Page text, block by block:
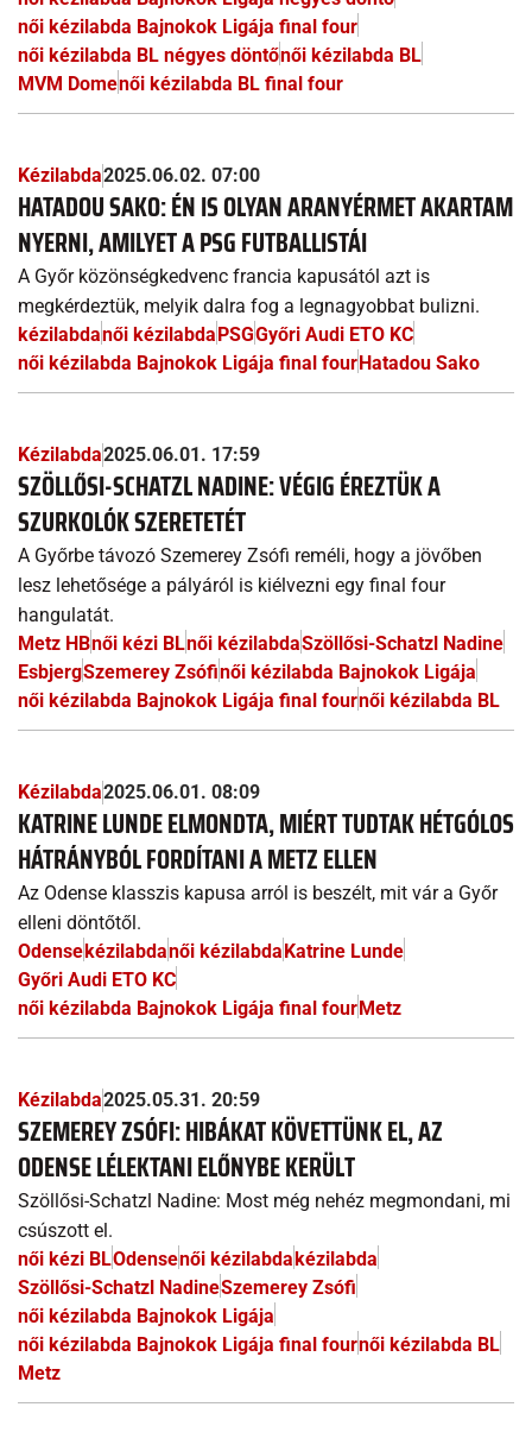
női kézilabda Bajnokok Ligája final four
női kézilabda BL négyes döntőnői kézilabda BL
MVM Domenői kézilabda BL final four
Kézilabda2025.06.02. 07:00
HATADOU SAKO: ÉN IS OLYAN ARANYÉRMET AKARTAM
NYERNI, AMILYET A PSG FUTBALLISTÁI
A Győr közönségkedvenc francia kapusától azt is
megkérdeztük, melyik dalra fog a legnagyobbat bulizni.
kézilabdanői kézilabdaPSGGyőri Audi ETO KC
női kézilabda Bajnokok Ligája final fourHatadou Sako
Kézilabda2025.06.01. 17:59
SZÖLLŐSI-SCHATZL NADINE: VÉGIG ÉREZTÜK A
SZURKOLÓK SZERETETÉT
A Győrbe távozó Szemerey Zsófi reméli, hogy a jövőben
lesz lehetősége a pályáról is kiélvezni egy final four
hangulatát.
Metz HBnői kézi BLnői kézilabdaSzöllősi-Schatzl Nadine
EsbjergSzemerey Zsófinői kézilabda Bajnokok Ligája
női kézilabda Bajnokok Ligája final fournői kézilabda BL
Kézilabda2025.06.01. 08:09
KATRINE LUNDE ELMONDTA, MIÉRT TUDTAK HÉTGÓLOS
HÁTRÁNYBÓL FORDÍTANI A METZ ELLEN
Az Odense klasszis kapusa arról is beszélt, mit vár a Győr
elleni döntőtől.
Odensekézilabdanői kézilabdaKatrine Lunde
Győri Audi ETO KC
női kézilabda Bajnokok Ligája final fourMetz
Kézilabda2025.05.31. 20:59
SZEMEREY ZSÓFI: HIBÁKAT KÖVETTÜNK EL, AZ
ODENSE LÉLEKTANI ELŐNYBE KERÜLT
Szöllősi-Schatzl Nadine: Most még nehéz megmondani, mi
csúszott el.
női kézi BLOdensenői kézilabdakézilabda
Szöllősi-Schatzl NadineSzemerey Zsófi
női kézilabda Bajnokok Ligája
női kézilabda Bajnokok Ligája final fournői kézilabda BL
Metz